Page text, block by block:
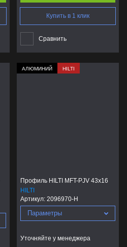
Купить в 1 клик
Сравнить
АЛЮМИНИЙ HILTI
Профиль HILTI MFT-PJV 43x16
HILTI
Артикул: 2096970-H
Параметры
Уточняйте у менеджера